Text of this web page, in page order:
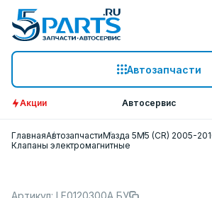
Автозапчасти
Акции Автосервис
ГлавнаяАвтозапчастиМазда 5M5 (CR) 2005-
Клапаны электромагнитные
Артикул: LF0120300A БУ